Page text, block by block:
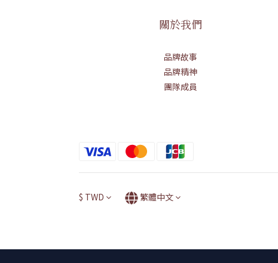
關於我們
品牌故事
品牌精神
團隊成員
$ TWD 繁體中文